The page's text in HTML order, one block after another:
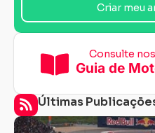
Criar meu
Consulte
Guia de
Últimas